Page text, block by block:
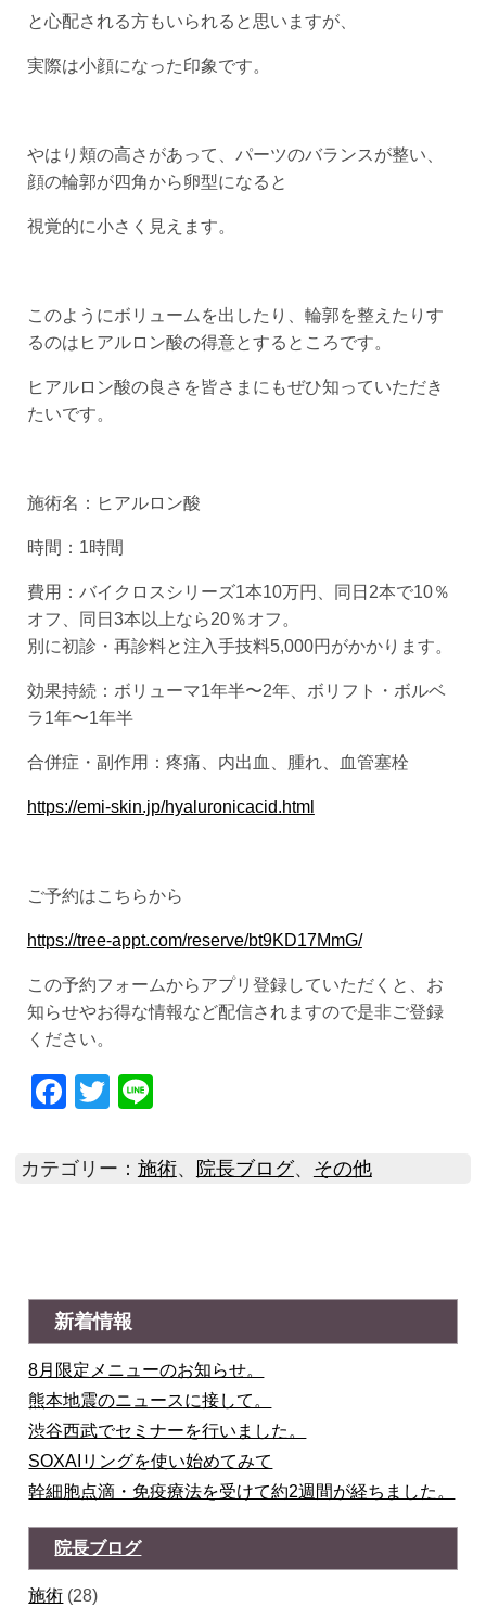
と心配される方もいられると思いますが、
実際は小顔になった印象です。
やはり頬の高さがあって、パーツのバランスが整い、
顔の輪郭が四角から卵型になると
視覚的に小さく見えます。
このようにボリュームを出したり、輪郭を整えたりす
るのはヒアルロン酸の得意とするところです。
ヒアルロン酸の良さを皆さまにもぜひ知っていただき
たいです。
施術名：ヒアルロン酸
時間：1時間
費用：バイクロスシリーズ1本10万円、同日2本で10％
オフ、同日3本以上なら20％オフ。
別に初診・再診料と注入手技料5,000円がかかります。
効果持続：ボリューマ1年半〜2年、ボリフト・ボルベ
ラ1年〜1年半
合併症・副作用：疼痛、内出血、腫れ、血管塞栓
https://emi-skin.jp/hyaluronicacid.html
ご予約はこちらから
https://tree-appt.com/reserve/bt9KD17MmG/
この予約フォームからアプリ登録していただくと、お
知らせやお得な情報など配信されますので是非ご登録
ください。
Facebook
Twitter
Line
カテゴリー： 施術、 院長ブログ、 その他
新着情報
8月限定メニューのお知らせ。
熊本地震のニュースに接して。
渋谷西武でセミナーを行いました。
SOXAIリングを使い始めてみて
幹細胞点滴・免疫療法を受けて約2週間が経ちました。
院長ブログ
施術 (28)